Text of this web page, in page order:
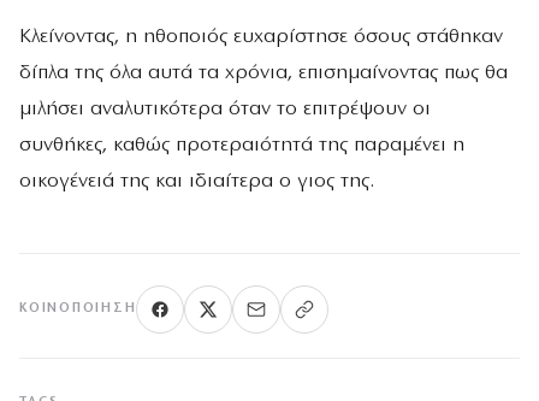
Κλείνοντας, η ηθοποιός ευχαρίστησε όσους στάθηκαν
δίπλα της όλα αυτά τα χρόνια, επισημαίνοντας πως θα
μιλήσει αναλυτικότερα όταν το επιτρέψουν οι
συνθήκες, καθώς προτεραιότητά της παραμένει η
οικογένειά της και ιδιαίτερα ο γιος της.
ΚΟΙΝΟΠΟΊΗΣΗ